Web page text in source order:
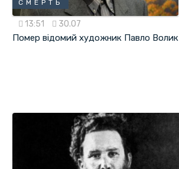
СМЕРТЬ
13:51 30.07
Помер відомий художник Павло Волик